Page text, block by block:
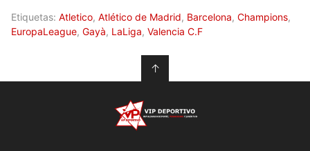
Etiquetas: Atletico, Atlético de Madrid, Barcelona, Champions,
EuropaLeague, Gayà, LaLiga, Valencia C.F
↑